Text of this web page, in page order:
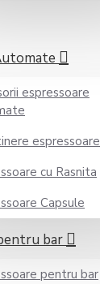
espressoare
espressoare
cu Rasnita
Capsule
bar
pentru bar